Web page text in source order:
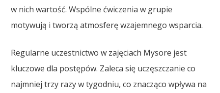
w nich wartość. Wspólne ćwiczenia w grupie
motywują i tworzą atmosferę wzajemnego wsparcia.
Regularne uczestnictwo w zajęciach Mysore jest
kluczowe dla postępów. Zaleca się uczęszczanie co
najmniej trzy razy w tygodniu, co znacząco wpływa na